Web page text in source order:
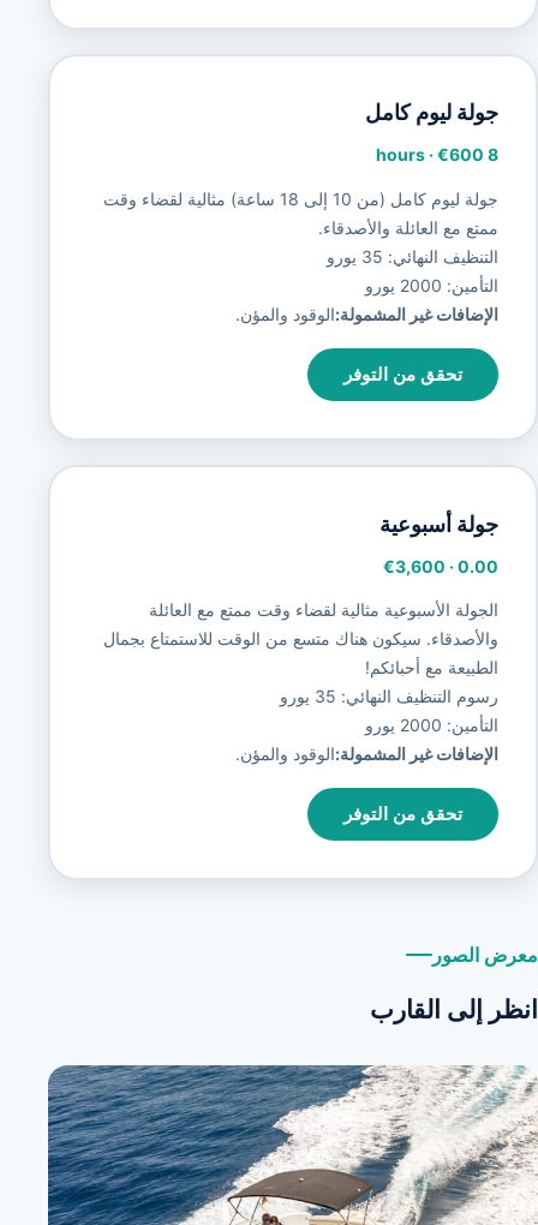
جولة ليوم كامل
8 hours
·€600
جولة ليوم كامل (من 10 إلى 18 ساعة) مثالية لقضاء وقت
ممتع مع العائلة والأصدقاء.
التنظيف النهائي: 35 يورو
التأمين: 2000 يورو
الإضافات غير المشمولة:الوقود والمؤن.
تحقق من التوفر
جولة أسبوعية
0.00
·
€3,600
الجولة الأسبوعية مثالية لقضاء وقت ممتع مع العائلة
والأصدقاء. سيكون هناك متسع من الوقت للاستمتاع بجمال
الطبيعة مع أحبائكم!
رسوم التنظيف النهائي: 35 يورو
التأمين: 2000 يورو
الإضافات غير المشمولة:الوقود والمؤن.
تحقق من التوفر
معرض الصور
انظر إلى القارب